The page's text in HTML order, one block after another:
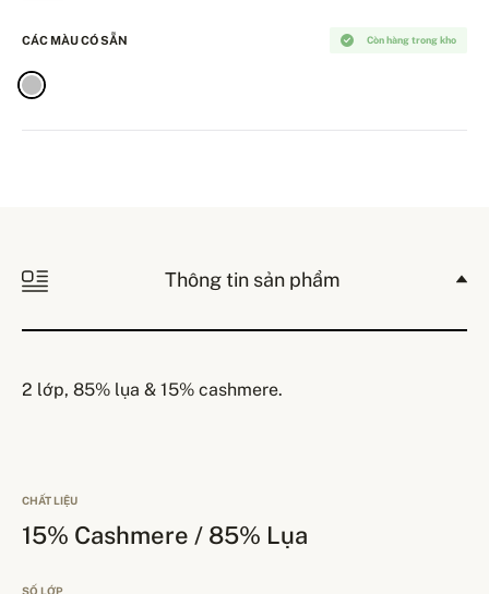
Còn hàng trong kho
CÁC MÀU CÓ SẴN
Thông tin sản phẩm
2 lớp, 85% lụa & 15% cashmere.
CHẤT LIỆU
15% Cashmere / 85% Lụa
SỐ LỚP